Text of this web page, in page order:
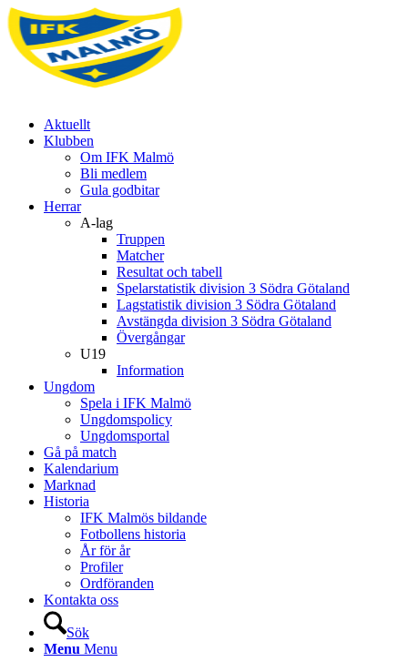
Aktuellt
Klubben
Om IFK Malmö
Bli medlem
Gula godbitar
Herrar
A-lag
Truppen
Matcher
Resultat och tabell
Spelarstatistik division 3 Södra Götaland
Lagstatistik division 3 Södra Götaland
Avstängda division 3 Södra Götaland
Övergångar
U19
Information
Ungdom
Spela i IFK Malmö
Ungdomspolicy
Ungdomsportal
Gå på match
Kalendarium
Marknad
Historia
IFK Malmös bildande
Fotbollens historia
År för år
Profiler
Ordföranden
Kontakta oss
Sök
Menu Menu